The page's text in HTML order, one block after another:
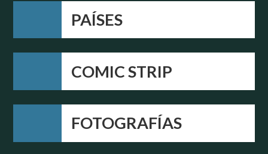
PAÍSES
COMIC STRIP
FOTOGRAFÍAS